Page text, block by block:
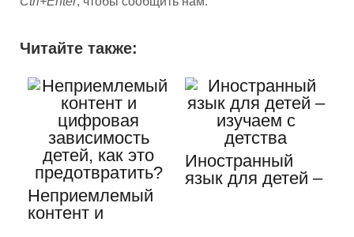
Читайте также:
Неприемлемый
контент и
Иностранный
язык для детей –